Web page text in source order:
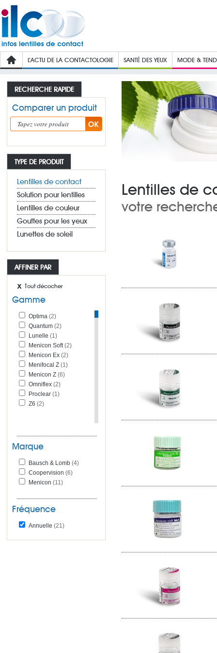
L’ACTU DE LA CONTACTOLOGIE SANTÉ DES YEUX MODE &
RECHERCHE RAPIDE
Comparer un produit
TYPE DE PRODUIT
Lentilles de contact
Solution pour lentilles
Lentilles de couleur
Gouttes pour les yeux
Lunettes de soleil
AFFINER PAR
Tout décocher
Gamme
Optima (2)
Quantum (2)
Lunelle (1)
Menicon Soft(2)
Menicon Ex (2)
Menifocal Z (1)
Menicon Z (6)
Omniflex (2)
Proclear (1)
Z6 (2)
Marque
Bausch & Lomb (4)
Coopervision (6)
Menicon (11)
Fréquence
Annuelle (21)
Lentilles de
votre